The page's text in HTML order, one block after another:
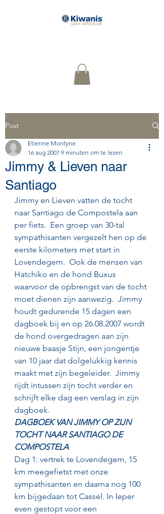
Post
Jimmy & Lieven naar
Santiago
Etienne Montyne
16 aug 2007 9 minuten om te lezen
Jimmy en Lieven vatten de tocht
naar Santiago de Compostela aan
per fiets.  Een groep van 30-tal
sympathisanten vergezelt hen op de
eerste kilometers met start in
Lovendegem.  Ook de mensen van
Hatchiko en de hond Buxus
waarvoor de opbrengst van de tocht
moet dienen zijn aanwezig.  Jimmy
houdt gedurende 15 dagen een
dagboek bij en op 26.08.2007 wordt
de hond overgedragen aan zijn
nieuwe baasje Stijn, een jongentje
van 10 jaar dat dolgelukkig kennis
maakt met zijn begeleider.  Jimmy
rijdt intussen zijn tocht verder en
schrijft elke dag een verslag in zijn
dagboek.
DAGBOEK VAN JIMMY OP ZIJN
TOCHT NAAR SANTIAGO DE
COMPOSTELA
Dag 1: vertrek te Lovendegem, 15
km meegefietst met onze
sympathisanten en daarna nog 100
km bijgedaan tot Cassel. In Ieper
even gestopt voor een